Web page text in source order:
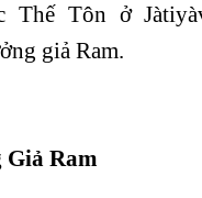
Tôn ở
giả Ram.
Giả Ram